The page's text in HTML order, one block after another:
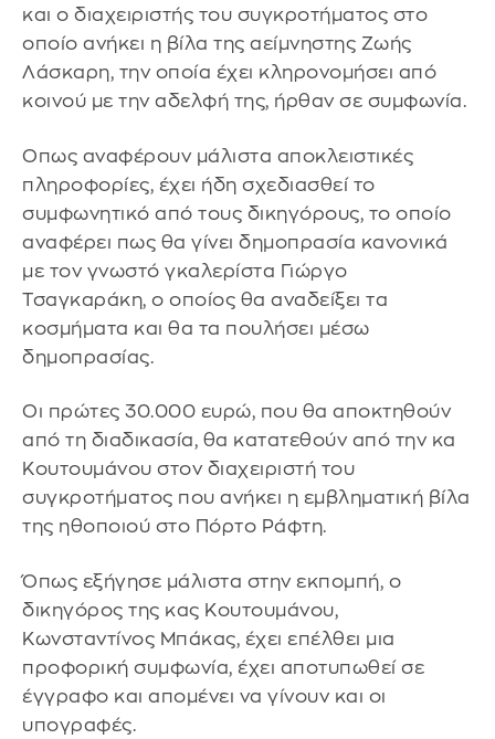
και ο διαχειριστής του συγκροτήματος στο
οποίο ανήκει η βίλα της αείμνηστης Ζωής
Λάσκαρη, την οποία έχει κληρονομήσει από
κοινού με την αδελφή της, ήρθαν σε συμφωνία.
Οπως αναφέρουν μάλιστα αποκλειστικές
πληροφορίες, έχει ήδη σχεδιασθεί το
συμφωνητικό από τους δικηγόρους, το οποίο
αναφέρει πως θα γίνει δημοπρασία κανονικά
με τον γνωστό γκαλερίστα Γιώργο
Τσαγκαράκη, ο οποίος θα αναδείξει τα
κοσμήματα και θα τα πουλήσει μέσω
δημοπρασίας.
Οι πρώτες 30.000 ευρώ, που θα αποκτηθούν
από τη διαδικασία, θα κατατεθούν από την κα
Κουτουμάνου στον διαχειριστή του
συγκροτήματος που ανήκει η εμβληματική βίλα
της ηθοποιού στο Πόρτο Ράφτη.
Όπως εξήγησε μάλιστα στην εκπομπή, ο
δικηγόρος της κας Κουτουμάνου,
Κωνσταντίνος Μπάκας, έχει επέλθει μια
προφορική συμφωνία, έχει αποτυπωθεί σε
έγγραφο και απομένει να γίνουν και οι
υπογραφές.